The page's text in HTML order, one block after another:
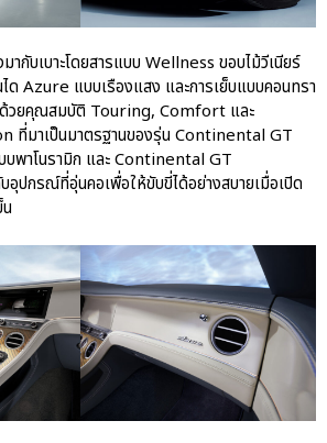
กับเบาะโดยสารแบบ Wellness ขอบไม้วีเนียร์
ด Azure แบบเรืองแสง และการเย็บแบบคอนทรา
ด้วยคุณสมบัติ Touring, Comfort และ
ที่มาเป็นมาตรฐานของรุ่น Continental GT
พาโนรามิก และ Continental GT
กรณ์ที่อุ่นคอเพื่อให้ขับขี่ได้อย่างสบายเมื่อเปิด